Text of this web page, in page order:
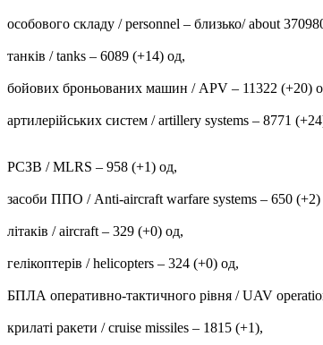
особового складу / personnel ‒ близько/ about
танків / tanks ‒ 6089 (+14) од,
бойових броньованих машин / APV ‒ 11322 (+20)
артилерійських систем / artillery systems – 8771
РСЗВ / MLRS – 958 (+1) од,
засоби ППО / Anti-aircraft warfare systems ‒ 650 (+2)
літаків / aircraft – 329 (+0) од,
гелікоптерів / helicopters – 324 (+0) од,
БПЛА оперативно-тактичного рівня / UAV
крилаті ракети / cruise missiles ‒ 1815 (+1),